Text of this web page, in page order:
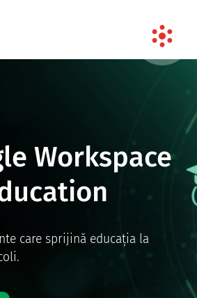
Workspace
care sprijină educația la